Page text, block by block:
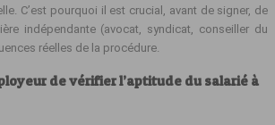
C’est pourquoi il est crucial, avant de signer, de
indépendante (avocat, syndicat, conseiller du
réelles de la procédure.
de vérifier l’aptitude du salarié à